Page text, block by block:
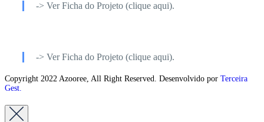
-> Ver Ficha do Projeto (clique aqui).
-> Ver Ficha do Projeto (clique aqui).
Copyright 2022 Azooree, All Right Reserved. Desenvolvido por Terceira
Gest.